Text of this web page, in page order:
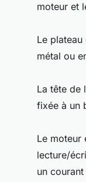
moteur et
Le
métal ou
La tête de
fixée à un
Le moteur
lecture/
un